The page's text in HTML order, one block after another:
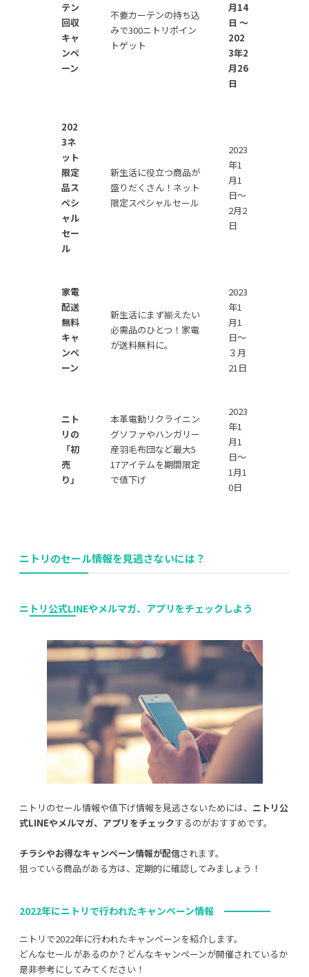
テン
回収
キャ
ンペ
ーン
不要カーテンの持ち込
みで300ニトリポイン
トゲット
月14
日 ～
202
3年2
月26
日
202
3ネ
ット
限定
品ス
ペシ
ャル
セー
ル
新生活に役立つ商品が
盛りだくさん！ネット
限定スペシャルセール
2023
年1
月1
日〜
2月2
日
家電
配送
無料
キャ
ンペ
ーン
新生活にまず揃えたい
必需品のひとつ！家電
が送料無料に。
2023
年1
月1
日〜
３月
21日
ニト
リの
「初
売
り」
本革電動リクライニン
グソファやハンガリー
産羽毛布団など最大5
17アイテムを期間限定
で値下げ
2023
年1
月1
日〜
1月1
0日
ニトリのセール情報を見逃さないには？
ニトリ公式LINEやメルマガ、アプリをチェック しよう
ニトリのセール情報や値下げ情報を見逃さないためには、 ニトリ公
式LINEやメルマガ、アプリをチェックするのがおすすめです。
チラシやお得なキャンペーン情報が配信されます。
狙っている商品がある方は、定期的に確認してみましょう！
2022年にニトリで行われたキャンペーン情報
ニトリで2022年に行われたキャンペーンを紹介します。
どんなセールがあるのか？どんなキャンペーンが開催されているか
是非参考にしてみてください！